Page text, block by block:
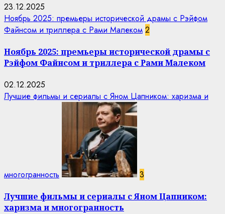
23.12.2025
Ноябрь 2025: премьеры исторической драмы с Рэйфом
Файнсом и триллера с Рами Малеком 2
Ноябрь 2025: премьеры исторической драмы с
Рэйфом Файнсом и триллера с Рами Малеком
02.12.2025
Лучшие фильмы и сериалы с Яном Цапником: харизма и
многогранность 3
Лучшие фильмы и сериалы с Яном Цапником:
харизма и многогранность